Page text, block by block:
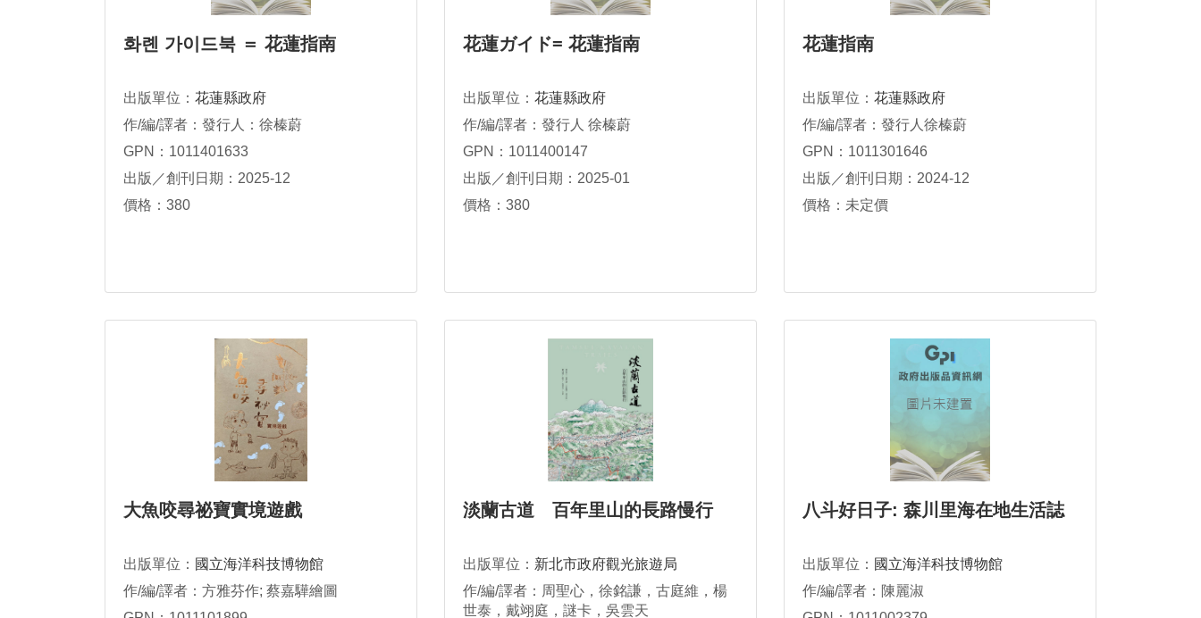
화롄 가이드북 ＝ 花蓮指南
出版單位： 花蓮縣政府
作/編/譯者：發行人：徐榛蔚
GPN：1011401633
出版／創刊日期：2025-12
價格：380
花蓮ガイド= 花蓮指南
出版單位： 花蓮縣政府
作/編/譯者：發行人 徐榛蔚
GPN：1011400147
出版／創刊日期：2025-01
價格：380
花蓮指南
出版單位： 花蓮縣政府
作/編/譯者：發行人徐榛蔚
GPN：1011301646
出版／創刊日期：2024-12
價格：未定價
大魚咬尋祕寶實境遊戲
出版單位： 國立海洋科技博物館
作/編/譯者：方雅芬作; 蔡嘉驊繪圖
淡蘭古道 百年里山的長路慢行
出版單位： 新北市政府觀光旅遊局
作/編/譯者：周聖心，徐銘謙，古庭維，楊
世泰，戴翊庭，謎卡，吳雲天
八斗好日子: 森川里海在地生活誌
出版單位： 國立海洋科技博物館
作/編/譯者：陳麗淑